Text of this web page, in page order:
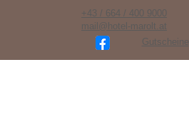
+43 / 664 / 400 9000
mail@hotel-marolt.at
Gutscheine